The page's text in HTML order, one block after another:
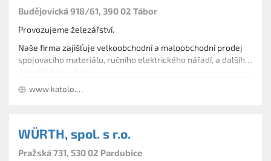
Budějovická 918/61, 390 02 Tábor
Provozujeme železářství.
Naše firma zajišťuje velkoobchodní a maloobchodní prodej
spojovacího materiálu, ručního elektrického nářadí, a dalšího
www.katolo.cz
WÜRTH, spol. s r.o.
Pražská 731, 530 02 Pardubice